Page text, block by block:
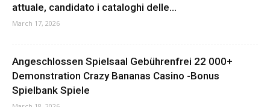
attuale, candidato i cataloghi delle...
March 17, 2026
Angeschlossen Spielsaal Gebührenfrei 22 000+
Demonstration Crazy Bananas Casino -Bonus
Spielbank Spiele